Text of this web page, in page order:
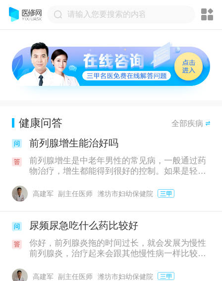
健康问答 全部疾病
前列腺增生能治好吗
前列腺增生是中老年男性的常见病，一般通过药
物治疗，增生都能得到很好的控制。如果是轻度
善，如平时要多喝水，多吃新鲜的蔬菜水果，避
不用治疗，定期体检与观察即可；对于比较重一
点的前列腺增生症，像出现了尿频尿急，夜尿增
多等情况，影响到了正常生活，那就需要在前面
提到的生活调理基础上考虑搭配药物来帮助治疗
药物副作用小，安全性高，长期吃能够有效的缓
高建军 副主任医师 潍坊市妇幼保健院
尿频尿急吃什么药比较好
你好，前列腺炎拖的时间过长，就会发展为慢性
前列腺炎，治疗起来会跟其他慢性病一样比较漫
生活习惯，适量运动，不能长时间久坐，不要熬
高建军 副主任医师 潍坊市妇幼保健院